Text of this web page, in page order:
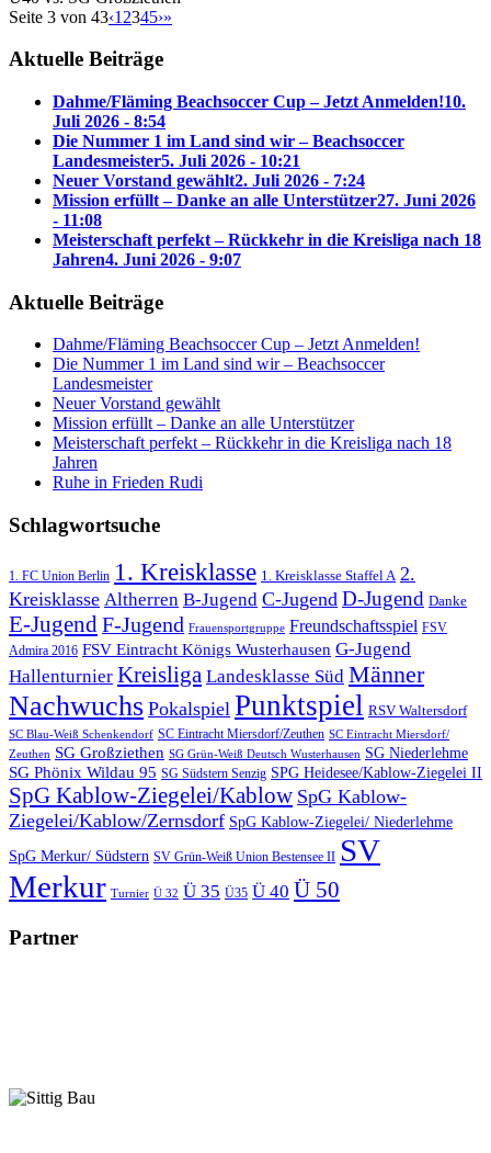
Seite 3 von 43‹1 2345›»
Aktuelle Beiträge
Dahme/Fläming Beachsoccer Cup – Jetzt Anmelden!10.
Juli 2026 - 8:54
Die Nummer 1 im Land sind wir – Beachsoccer
Landesmeister5. Juli 2026 - 10:21
Neuer Vorstand gewählt2. Juli 2026 - 7:24
Mission erfüllt – Danke an alle Unterstützer27. Juni 2026
- 11:08
Meisterschaft perfekt – Rückkehr in die Kreisliga nach 18
Jahren4. Juni 2026 - 9:07
Aktuelle Beiträge
Dahme/Fläming Beachsoccer Cup – Jetzt Anmelden!
Die Nummer 1 im Land sind wir – Beachsoccer
Landesmeister
Neuer Vorstand gewählt
Mission erfüllt – Danke an alle Unterstützer
Meisterschaft perfekt – Rückkehr in die Kreisliga nach 18
Jahren
Ruhe in Frieden Rudi
Schlagwortsuche
1. FC Union Berlin 1. Kreisklasse 1. Kreisklasse Staffel A 2.
Kreisklasse Altherren B-Jugend C-Jugend D-Jugend Danke
E-JugendF-Jugend Frauensportgruppe Freundschaftsspiel FSV
Admira 2016 FSV Eintracht Königs Wusterhausen G-Jugend
Hallenturnier Kreisliga Landesklasse Süd Männer
Nachwuchs Pokalspiel Punktspiel RSV Waltersdorf
SC Blau-Weiß Schenkendorf SC Eintracht Miersdorf/Zeuthen SC Eintracht Miersdorf/
Zeuthen SG Großziethen SG Grün-Weiß Deutsch Wusterhausen SG Niederlehme
SG Phönix Wildau 95 SG Südstern Senzig SPG Heidesee/Kablow-Ziegelei II
SpG Kablow-Ziegelei/Kablow SpG Kablow-
Ziegelei/Kablow/Zernsdorf SpG Kablow-Ziegelei/ Niederlehme
SpG Merkur/ Südstern SV Grün-Weiß Union Bestensee II SV
Merkur Turnier Ü 32 Ü 35 Ü35 Ü 40 Ü 50
Partner